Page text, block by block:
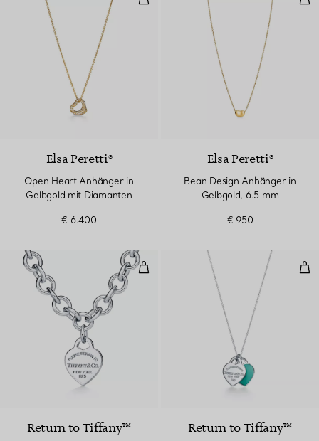
3 Materialien
Elsa Peretti®
Open Heart Anhänger in
Gelbgold mit Diamanten
€ 6.400
Elsa Peretti®
Bean Design Anhänger in
Gelbgold, 6.5 mm
€ 950
Gliederhalskette mit
Return to Tiffany™ Return to Tiffany™